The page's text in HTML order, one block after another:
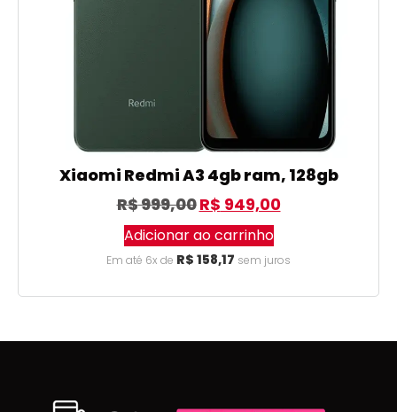
Xiaomi Redmi A3 4gb ram, 128gb
R$999,00R$ 949,00
Adicionar ao carrinho
Em até 6x de R$ 158,17 sem juros